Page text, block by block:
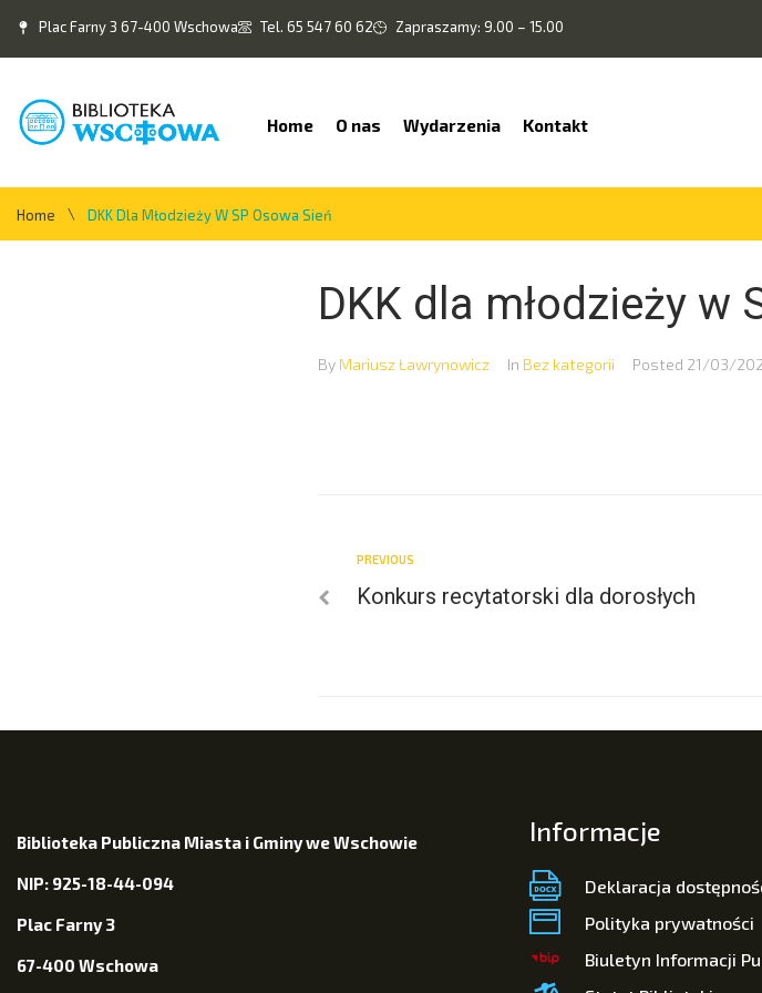
Plac Farny 3 67-400 Wschowa Tel. 65 547 60 62 Zapraszamy: 9.00 – 15.00
Home O nas Wydarzenia Kontakt
Home \ DKK Dla Młodzieży W SP Osowa Sień
DKK dla młodzieży w
By Mariusz Ławrynowicz In Bez kategorii Posted 21/03/
PREVIOUS
Konkurs recytatorski dla dorosłych
Biblioteka Publiczna Miasta i Gminy we Wschowie
NIP: 925-18-44-094
Plac Farny 3
67-400 Wschowa
Informacje
Deklaracja
Polityka prywatności
Biuletyn Informacji